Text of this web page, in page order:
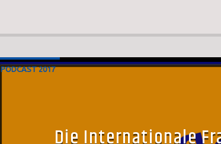
PODCAST 2017
Die Internationale